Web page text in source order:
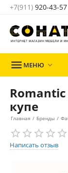
+7(911) 920-43-57
 МЕНЮ 
купе
Главная / Бренды /
Написать отзыв